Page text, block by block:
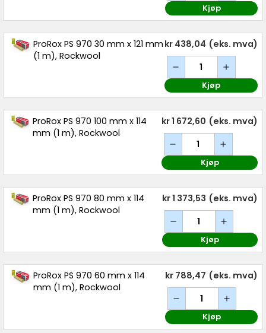
Kjøp
ProRox PS 970 30 mm x 121 mm
(1 m), Rockwool
kr 438,04 (eks. mva)
Kjøp
ProRox PS 970 100 mm x 114
mm (1 m), Rockwool
kr 1 672,60 (eks. mva)
Kjøp
ProRox PS 970 80 mm x 114
mm (1 m), Rockwool
kr 1 373,53 (eks. mva)
Kjøp
ProRox PS 970 60 mm x 114
mm (1 m), Rockwool
kr 788,47 (eks. mva)
Kjøp